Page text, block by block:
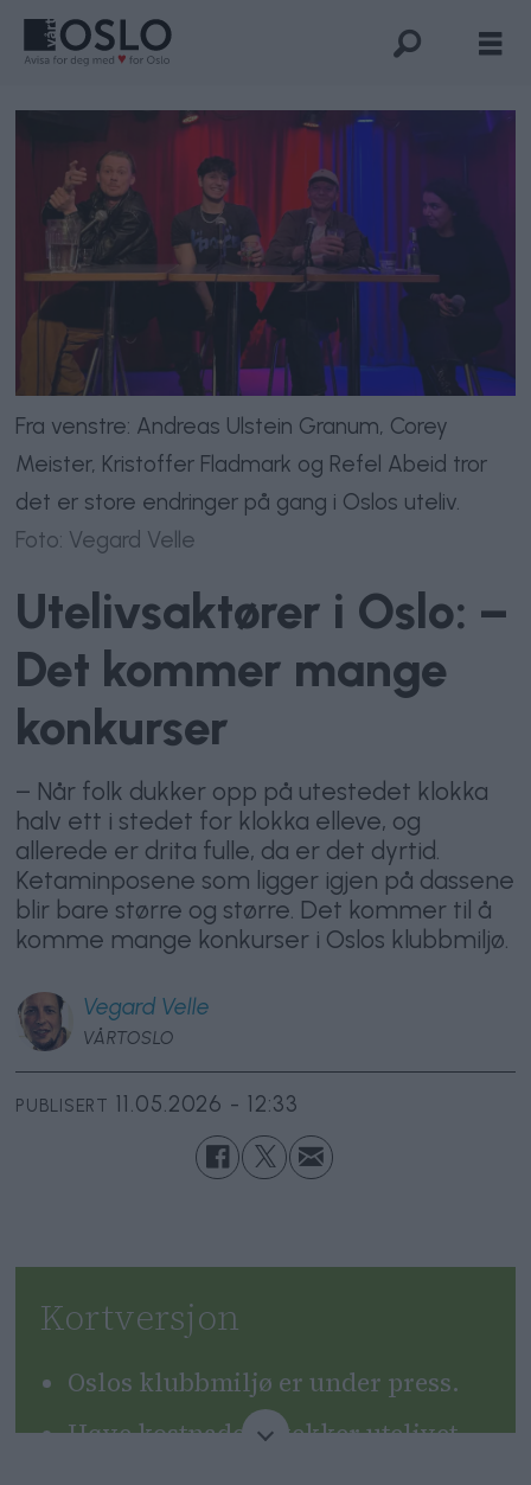
Fra venstre: Andreas Ulstein Granum, Corey
Meister, Kristoffer Fladmark og Refel Abeid tror
det er store endringer på gang i Oslos uteliv.
Foto: Vegard Velle
Utelivsaktører i Oslo: –
Det kommer mange
konkurser
– Når folk dukker opp på utestedet klokka
halv ett i stedet for klokka elleve, og
allerede er drita fulle, da er det dyrtid.
Ketaminposene som ligger igjen på dassene
blir bare større og større. Det kommer til å
komme mange konkurser i Oslos klubbmiljø.
Vegard Velle
VÅRTOSLO
PUBLISERT 11.05.2026 - 12:33
Kortversjon
Oslos klubbmiljø er under press.
Høye kostnader svekker utelivet.